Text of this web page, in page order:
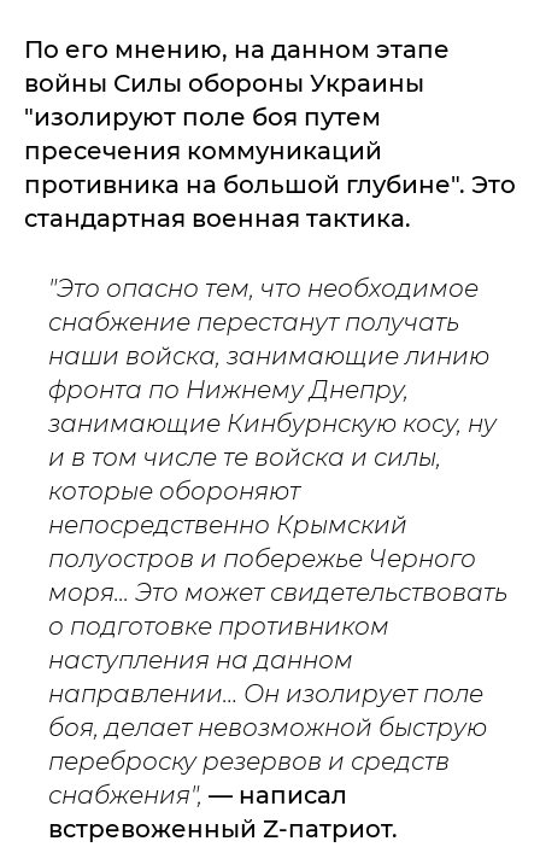
По его мнению, на данном этапе
войны Силы обороны Украины
"изолируют поле боя путем
пресечения коммуникаций
противника на большой глубине". Это
стандартная военная тактика.
"Это опасно тем, что необходимое
снабжение перестанут получать
наши войска, занимающие линию
фронта по Нижнему Днепру,
занимающие Кинбурнскую косу, ну
и в том числе те войска и силы,
которые обороняют
непосредственно Крымский
полуостров и побережье Черного
моря... Это может свидетельствовать
о подготовке противником
наступления на данном
направлении… Он изолирует поле
боя, делает невозможной быструю
переброску резервов и средств
снабжения", — написал
встревоженный Z-патриот.